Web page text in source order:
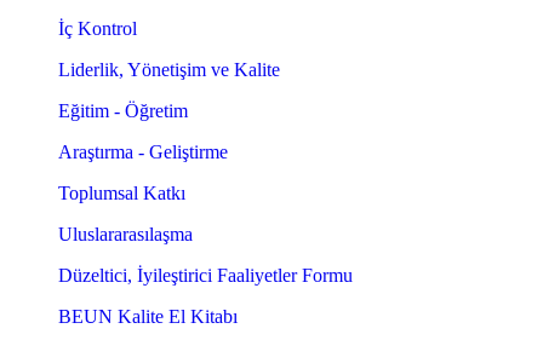
İç Kontrol
Liderlik, Yönetişim ve Kalite
Eğitim - Öğretim
Araştırma - Geliştirme
Toplumsal Katkı
Uluslararasılaşma
Düzeltici, İyileştirici Faaliyetler Formu
BEUN Kalite El Kitabı